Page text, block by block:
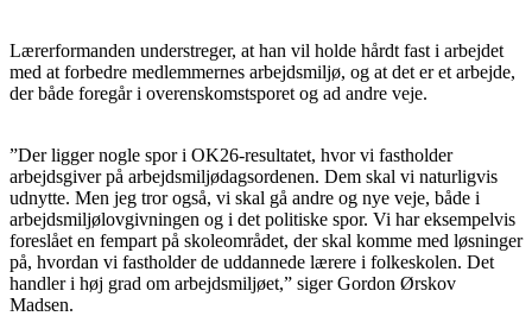
Lærerformanden understreger, at han vil holde hårdt fast i arbejdet
med at forbedre medlemmernes arbejdsmiljø, og at det er et arbejde,
der både foregår i overenskomstsporet og ad andre veje.
”Der ligger nogle spor i OK26-resultatet, hvor vi fastholder
arbejdsgiver på arbejdsmiljødagsordenen. Dem skal vi naturligvis
udnytte. Men jeg tror også, vi skal gå andre og nye veje, både i
arbejdsmiljølovgivningen og i det politiske spor. Vi har eksempelvis
foreslået en fempart på skoleområdet, der skal komme med løsninger
på, hvordan vi fastholder de uddannede lærere i folkeskolen. Det
handler i høj grad om arbejdsmiljøet,” siger Gordon Ørskov
Madsen.